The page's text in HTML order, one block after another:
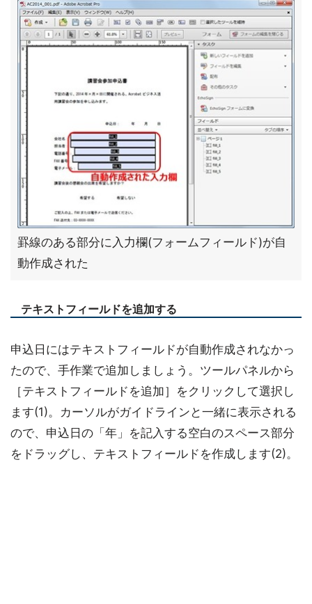
罫線のある部分に入力欄(フォームフィールド)が自
動作成された
テキストフィールドを追加する
申込日にはテキストフィールドが自動作成されなかっ
たので、手作業で追加しましょう。ツールパネルから
［テキストフィールドを追加］をクリックして選択し
ます(1)。カーソルがガイドラインと一緒に表示される
ので、申込日の「年」を記入する空白のスペース部分
をドラッグし、テキストフィールドを作成します(2)。